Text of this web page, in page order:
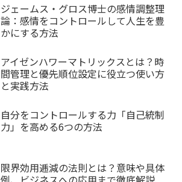
ジェームス・グロス博士の感情調整理
論：感情をコントロールして人生を豊
かにする方法
アイゼンハワーマトリックスとは？時
間管理と優先順位設定に役立つ使い方
と実践方法
自分をコントロールする力「自己統制
力」を高める6つの方法
限界効用逓減の法則とは？意味や具体